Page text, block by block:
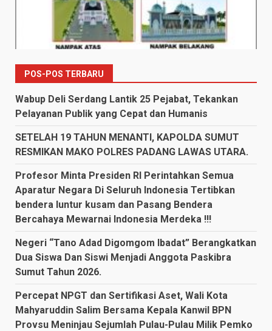
POS-POS TERBARU
Wabup Deli Serdang Lantik 25 Pejabat, Tekankan
Pelayanan Publik yang Cepat dan Humanis
SETELAH 19 TAHUN MENANTI, KAPOLDA SUMUT
RESMIKAN MAKO POLRES PADANG LAWAS UTARA.
Profesor Minta Presiden RI Perintahkan Semua
Aparatur Negara Di Seluruh Indonesia Tertibkan
bendera luntur kusam dan Pasang Bendera
Bercahaya Mewarnai Indonesia Merdeka !!!
Negeri “Tano Adad Digomgom Ibadat” Berangkatkan
Dua Siswa Dan Siswi Menjadi Anggota Paskibra
Sumut Tahun 2026.
Percepat NPGT dan Sertifikasi Aset, Wali Kota
Mahyaruddin Salim Bersama Kepala Kanwil BPN
Provsu Meninjau Sejumlah Pulau-Pulau Milik Pemko